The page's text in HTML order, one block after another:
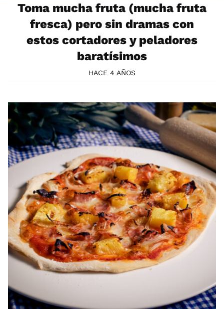
Toma mucha fruta (mucha fruta
fresca) pero sin dramas con
estos cortadores y peladores
baratísimos
HACE 4 AÑOS